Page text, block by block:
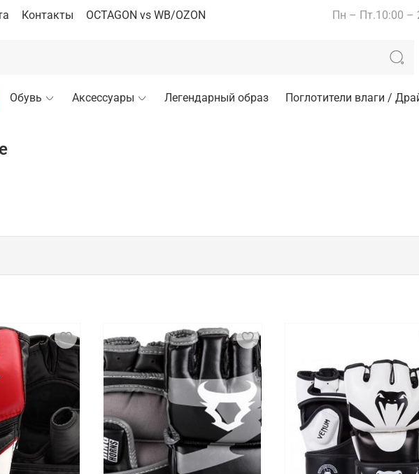
Контакты OCTAGON vs WB/OZON Пн – Пт.10:00 –
Обувь Аксессуары Легендарный образ Поглотители влаги /
от боксерских перчаток тем, что имеют открытые пальцы и более
захвата и борьбы, такие как броски, удушающие приемы и субмиссии.
перчатки, что позволяет бойцам быть более маневренными и
для бойцов этой популярной дисциплины, привносящий
для самбо, тхэквондо, грепплинга и других видов единоборств.